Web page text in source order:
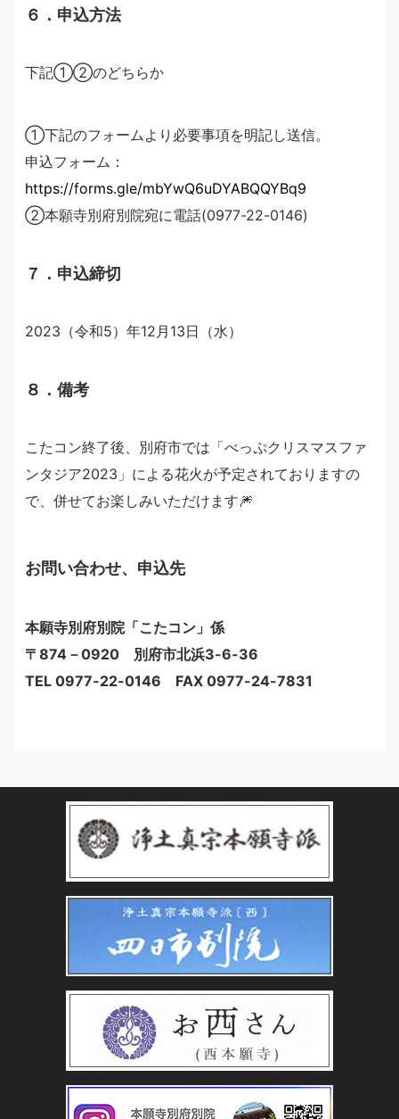
６．申込方法
下記①②のどちらか
①下記のフォームより必要事項を明記し送信。
申込フォーム：
https://forms.gle/mbYwQ6uDYABQQYBq9
②本願寺別府別院宛に電話(0977-22-0146)
７．申込締切
2023（令和5）年12月13日（水）
８．備考
こたコン終了後、別府市では「べっぷクリスマスファ
ンタジア2023」による花火が予定されておりますの
で、併せてお楽しみいただけます🎆
お問い合わせ、申込先
本願寺別府別院「こたコン」係
〒874－0920 別府市北浜3-6-36
TEL 0977-22-0146 FAX 0977-24-7831